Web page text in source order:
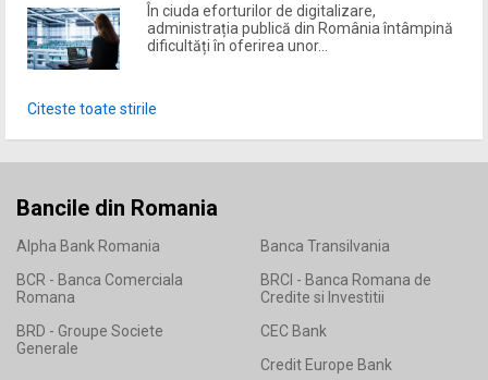
În ciuda eforturilor de digitalizare,
administrația publică din România întâmpină
dificultăți în oferirea unor...
Citeste toate stirile
Bancile din Romania
Alpha Bank Romania
Banca Transilvania
BCR - Banca Comerciala
Romana
BRCI - Banca Romana de
Credite si Investitii
BRD - Groupe Societe
Generale
CEC Bank
Credit Europe Bank